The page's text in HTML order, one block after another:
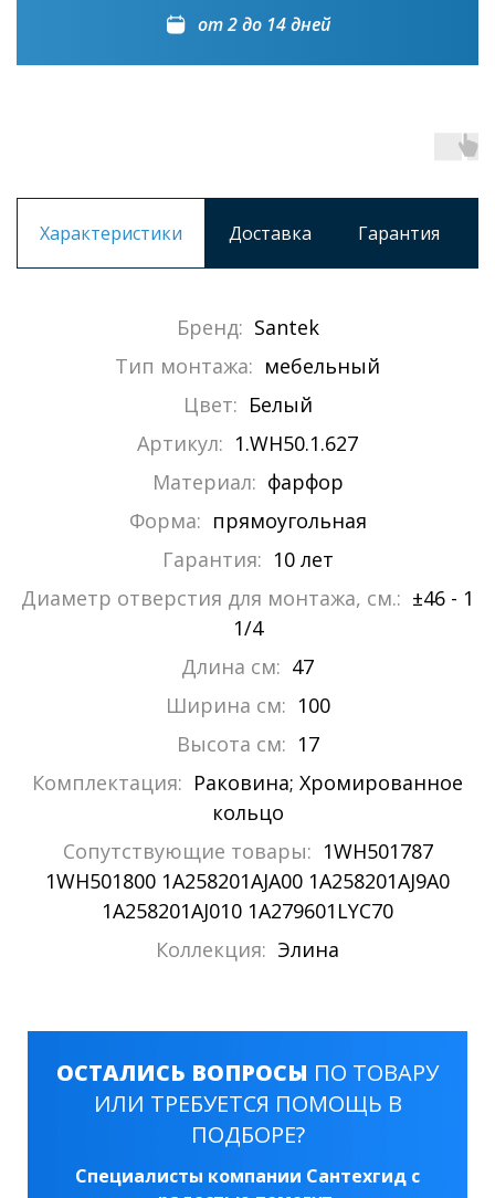
от 2 до 14 дней
Характеристики Доставка Гарантия
Бренд: Santek
Тип монтажа: мебельный
Цвет: Белый
Артикул: 1.WH50.1.627
Материал: фарфор
Форма: прямоугольная
Гарантия: 10 лет
Диаметр отверстия для монтажа, см.: ±46 - 1
1/4
Длина см: 47
Ширина см: 100
Высота см: 17
Комплектация: Раковина; Хромированное
кольцо
Сопутствующие товары: 1WH501787
1WH501800 1A258201AJA00 1A258201AJ9A0
1A258201AJ010 1A279601LYC70
Коллекция: Элина
ОСТАЛИСЬ ВОПРОСЫ ПО ТОВАРУ
ИЛИ ТРЕБУЕТСЯ ПОМОЩЬ В
ПОДБОРЕ?
Специалисты компании Сантехгид с